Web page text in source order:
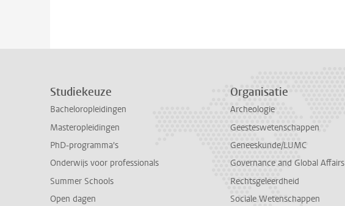
Studiekeuze
Bacheloropleidingen
Masteropleidingen
PhD-programma's
Onderwijs voor professionals
Summer Schools
Open dagen
Organisatie
Archeologie
Geesteswetenschappen
Geneeskunde/LUMC
Governance and Global Affairs
Rechtsgeleerdheid
Sociale Wetenschappen